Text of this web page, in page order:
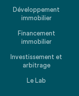
Développement
immobilier
Financement
immobilier
Investissement et
arbitrage
Le Lab